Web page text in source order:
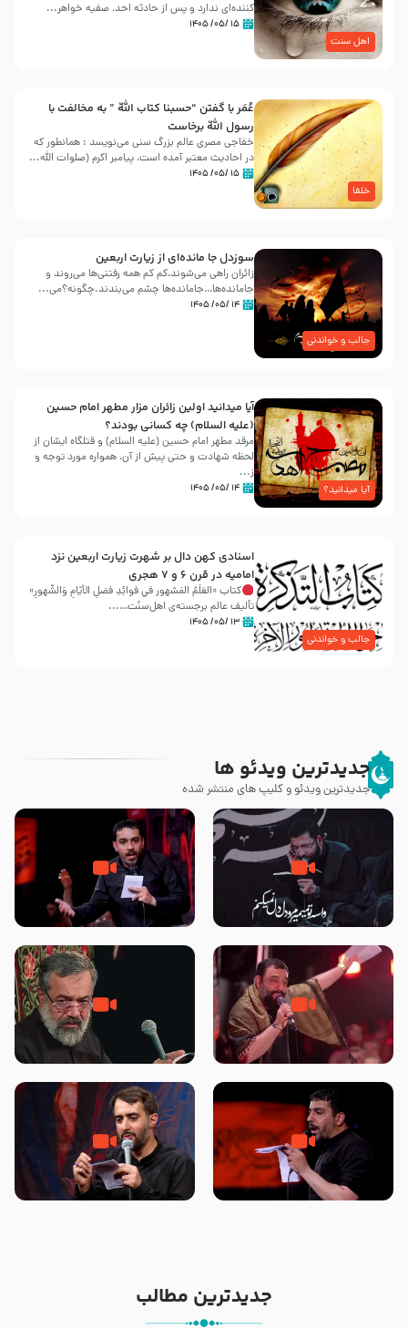
اهل سنت
کننده‌ای ندارد و پس از حادثه احد، صفیه خواهر...
۱۵ /۰۵/ ۱۴۰۵
خلفا
عُمَر با گفتن “حسبنا كتاب اللّه ” به مخالفت با
رسول اللّه برخاست
خفاجی مصری عالم بزرگ سنی می‌نویسد : همانطور که
در احادیث معتبر آمده است، پیامبر اکرم (صلوات اللّه...
۱۵ /۰۵/ ۱۴۰۵
جالب و خواندنی
سوزدل جا مانده‌ای از زیارت اربعین
زائران راهی می‌شوند،کم‌ کم همه رفتنی‌ها می‌روند و
جامانده‌ها…جامانده‌ها چشم می‌بندند.چگونه؟می‌...
۱۴ /۰۵/ ۱۴۰۵
آیا میدانید؟
آیا میدانید اولین زائران مزار مطهر امام حسین
(علیه السلام) چه کسانی بودند؟
مرقد مطهر امام حسین (علیه السلام) و قتلگاه ایشان از
لحظه شهادت و حتی پیش از آن، همواره مورد توجه و
ز...
۱۴ /۰۵/ ۱۴۰۵
جالب و خواندنی
اسنادی کهن دال بر شهرت زیارت اربعین نزد
امامیه در قرن ۶ و ۷ هجری
کتاب «العَلَمُ المَشهور في فَوائِدِ فَضلِ الأيّامِ وَالشُّهورِ»
تألیف عالم برجسته‌ی اهل‌سنّت…...
۱۳ /۰۵/ ۱۴۰۵
جدیدترین ویدئو ها
جدیدترین ویدئو و کلیپ های منتشر شده
مصداق کربلا – حاج حسین سیب
سرخی
شور ، حسینا! به‌ حق زهرا «أُنْظُرْ
إِلَینا» – عزاداری شب هفتم ماه
جانا جانا ابی عبدالله – کربلایی جواد
مقدم – شب هشتم محرم 1448 –
مادر منم مثل تو خمیدم – حاج
محمود کریمی – شهادت حضرت
هیئت رایة العباس علیه السلام
تک ، عبّاس، صاحب دل‌هاست –
حاج حنیف طاهری – عزاداری شب
من غلام نوکراتم من عاشق کربلاتم
– شور زمینه – شب هفتم – محرم
جدیدترین مطالب